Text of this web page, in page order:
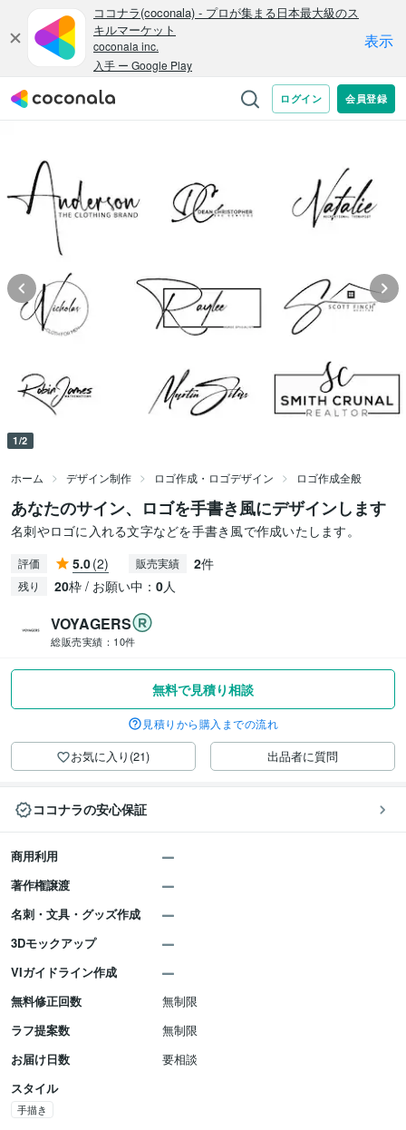
1/2
ホーム デザイン制作 ロゴ作成・ロゴデザイン ロゴ作成全般
あなたのサイン、ロゴを手書き風にデザインします
名刺やロゴに入れる文字などを手書き風で作成いたします。
評価 5.0(2) 販売実績 2件
残り 20枠 / お願い中： 0人
VOYAGERS
総販売実績： 10件
無料で見積り相談
見積りから購入までの流れ
お気に入り(21) 出品者に質問
ココナラの安心保証
商用利用
著作権譲渡
名刺・文具・グッズ作成
3Dモックアップ
VIガイドライン作成
無料修正回数
無制限
ラフ提案数
無制限
お届け日数
要相談
スタイル
手描き